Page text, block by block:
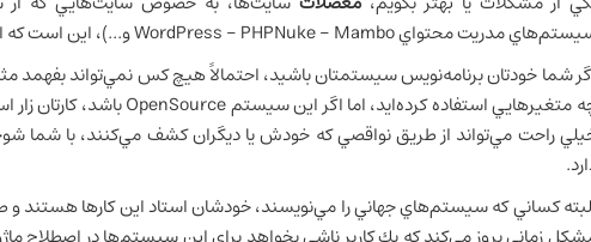
مدريت محتوايWordPress - PHPNuke - Mamboو...)، اين است كه
شما خودتان برنامه‌نويس سيستمتان باشيد، احتمالاً هيچ كس نمي‌تواند بفهمد
متغيرهايي استفاده كرده‌ايد، اما اگر اين سيستمOpenSourceباشد، كارتان
راحت مي‌تواند از طريق نواقصي كه خودش يا ديگران كشف مي‌كنند، با شما
كساني كه سيستم‌هاي جهاني را مي‌نويسند، خودشان استاد اين كارها هستند و